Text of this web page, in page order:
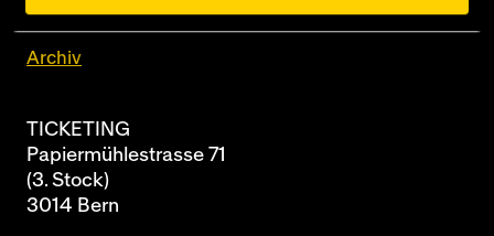
Archiv
TICKETING
Papiermühlestrasse 71
(3. Stock)
3014 Bern